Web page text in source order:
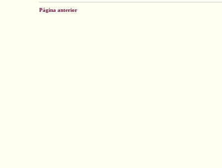
Página anterior